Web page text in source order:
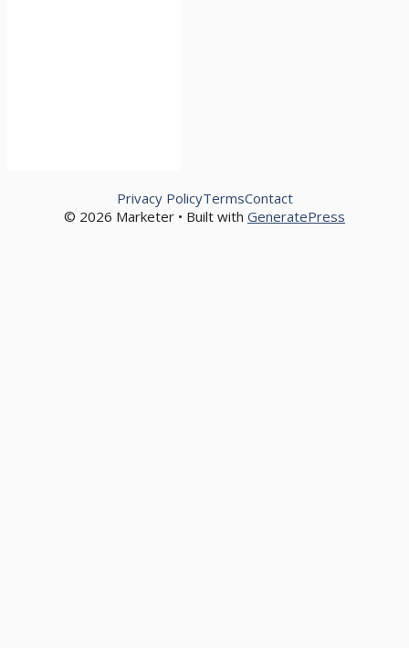
© 2026 Marketer • Built with GeneratePress
Privacy PolicyTermsContact